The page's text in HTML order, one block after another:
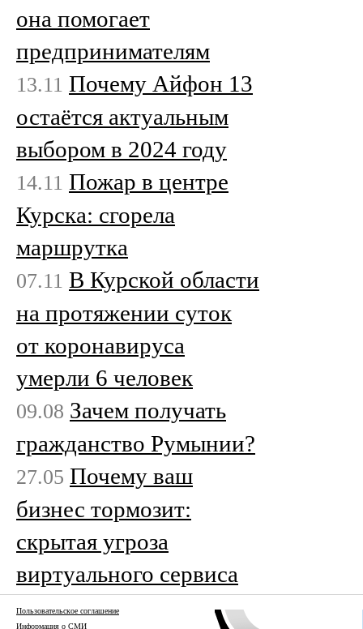
она помогает
предпринимателям
13.11 Почему Айфон 13
остаётся актуальным
выбором в 2024 году
14.11 Пожар в центре
Курска: сгорела
маршрутка
07.11 В Курской области
на протяжении суток
от коронавируса
умерли 6 человек
09.08 Зачем получать
гражданство Румынии?
27.05 Почему ваш
бизнес тормозит:
скрытая угроза
виртуального сервиса
Пользовательское соглашение
Информация о СМИ